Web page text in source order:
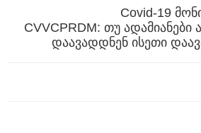
Covid-19
CVVCPRDM: თუ ადამიანები
დაავადდნენ ისეთი